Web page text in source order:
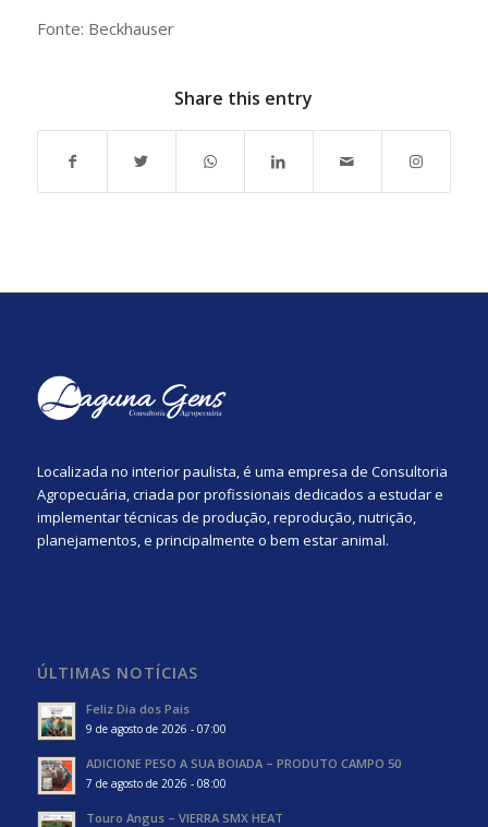
Fonte: Beckhauser
Share this entry
Localizada no interior paulista, é uma empresa de Consultoria
Agropecuária, criada por profissionais dedicados a estudar e
implementar técnicas de produção, reprodução, nutrição,
planejamentos, e principalmente o bem estar animal.
ÚLTIMAS NOTÍCIAS
Feliz Dia dos Pais
9 de agosto de 2026 - 07:00
ADICIONE PESO A SUA BOIADA – PRODUTO CAMPO 50
7 de agosto de 2026 - 08:00
Touro Angus – VIERRA SMX HEAT